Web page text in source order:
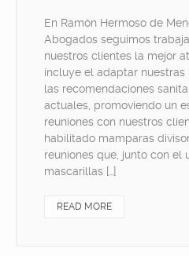
En Ramón Hermoso de
Abogados seguimos
nuestros clientes la mejor
incluye el adaptar
las recomendaciones
actuales, promoviendo un
reuniones con nuestros
habilitado mamparas
reuniones que, junto con el
mascarillas […]
READ MORE